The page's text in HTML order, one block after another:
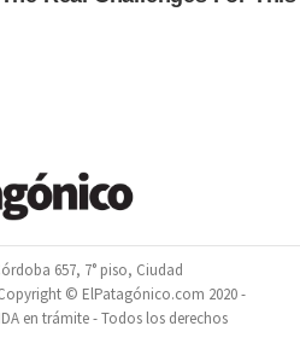
657, 7° piso, Ciudad
© ElPatagónico.com 2020 -
en trámite - Todos los derechos